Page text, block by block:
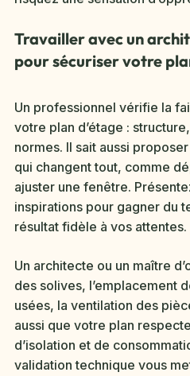
Travailler avec un
pour sécuriser votre
Un professionnel vérifie la
votre plan d’étage :
normes. Il sait aussi
qui changent tout, comme
ajuster une fenêtre.
inspirations pour gagner du
résultat fidèle à vos attentes.
Un architecte ou un maître
des solives, l’emplacement
usées, la ventilation des
aussi que votre plan
d’isolation et de
validation technique vous